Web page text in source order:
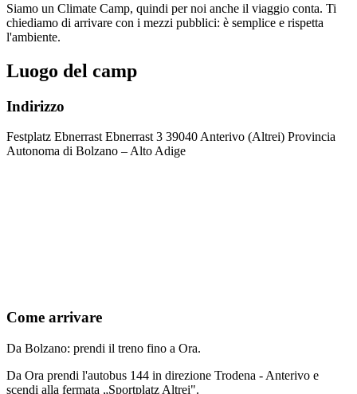
Siamo un Climate Camp, quindi per noi anche il viaggio conta. Ti
chiediamo di arrivare con i mezzi pubblici: è semplice e rispetta
l'ambiente.
Luogo del camp
Indirizzo
Festplatz Ebnerrast Ebnerrast 3 39040 Anterivo (Altrei) Provincia
Autonoma di Bolzano – Alto Adige
Come arrivare
Da Bolzano: prendi il treno fino a Ora.
Da Ora prendi l'autobus 144 in direzione Trodena - Anterivo e
scendi alla fermata „Sportplatz Altrei".